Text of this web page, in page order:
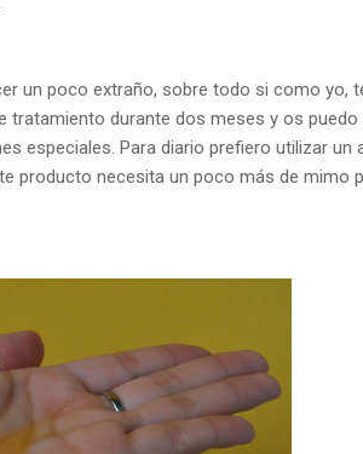
un poco extraño, sobre todo si como yo,
tratamiento durante dos meses y os puedo
especiales. Para diario prefiero utilizar un
producto necesita un poco más de mimo